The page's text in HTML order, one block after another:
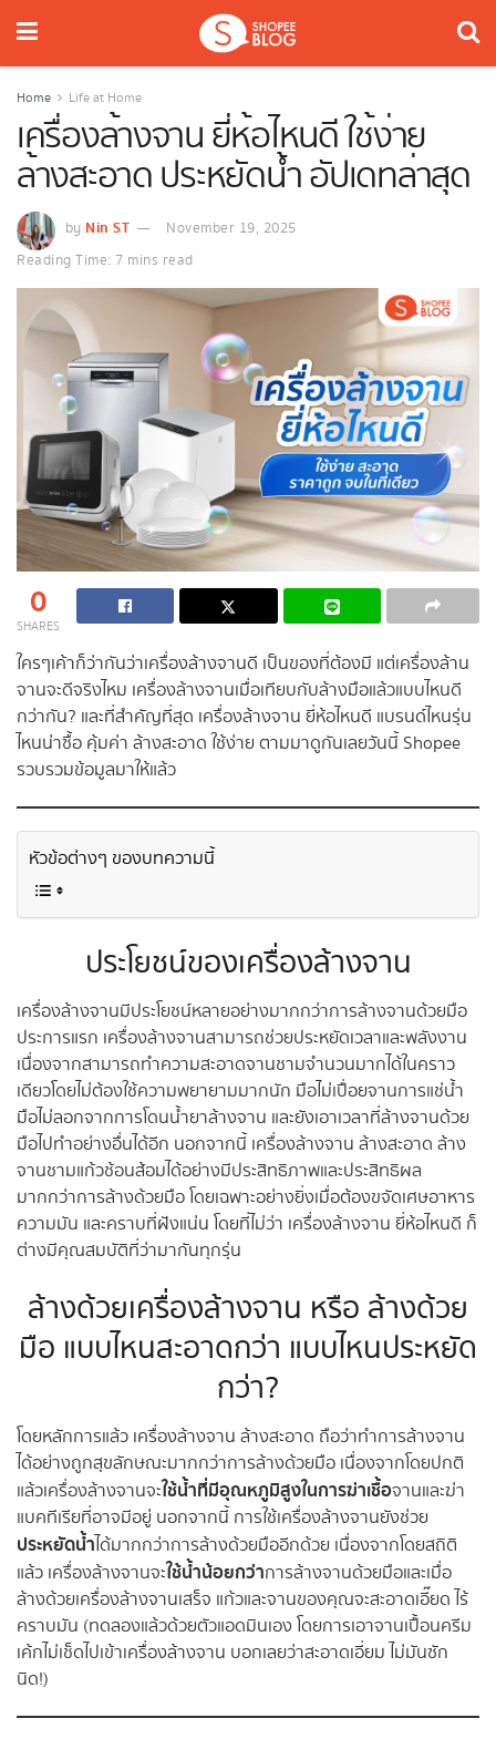
Home Life at Home
เครื่องล้างจาน ยี่ห้อไหนดี ใช้ง่าย
ล้างสะอาด ประหยัดน้ำ อัปเดทล่าสุด
by Nin ST
November 19, 2025
Reading Time: 7 mins read
0
SHARES
ใครๆเค้าก็ว่ากันว่าเครื่องล้างจานดี เป็นของที่ต้องมี แต่เครื่องล้าน
จานจะดีจริงไหม เครื่องล้างจานเมื่อเทียบกับล้างมือแล้วแบบไหนดี
กว่ากัน? และที่สำคัญที่สุด เครื่องล้างจาน ยี่ห้อไหนดี แบรนด์ไหนรุ่น
ไหนน่าซื้อ คุ้มค่า ล้างสะอาด ใช้ง่าย ตามมาดูกันเลยวันนี้ Shopee
รวบรวมข้อมูลมาให้แล้ว
หัวข้อต่างๆ ของบทความนี้
ประโยชน์ของเครื่องล้างจาน
เครื่องล้างจานมีประโยชน์หลายอย่างมากกว่าการล้างจานด้วยมือ
ประการแรก เครื่องล้างจานสามารถช่วยประหยัดเวลาและพลังงาน
เนื่องจากสามารถทำความสะอาดจานชามจำนวนมากได้ในคราว
เดียวโดยไม่ต้องใช้ความพยายามมากนัก มือไม่เปื่อยจานการแช่น้ำ
มือไม่ลอกจากการโดนน้ำยาล้างจาน และยังเอาเวลาที่ล้างจานด้วย
มือไปทำอย่างอื่นได้อีก นอกจากนี้ เครื่องล้างจาน ล้างสะอาด ล้าง
จานชามแก้วช้อนส้อมได้อย่างมีประสิทธิภาพและประสิทธิผล
มากกว่าการล้างด้วยมือ โดยเฉพาะอย่างยิ่งเมื่อต้องขจัดเศษอาหาร
ความมัน และคราบที่ฝังแน่น โดยที่ไม่ว่า เครื่องล้างจาน ยี่ห้อไหนดี ก็
ต่างมีคุณสมบัติที่ว่ามากันทุกรุ่น
ล้างด้วยเครื่องล้างจาน หรือ ล้างด้วย
มือ แบบไหนสะอาดกว่า แบบไหนประหยัด
กว่า?
โดยหลักการแล้ว เครื่องล้างจาน ล้างสะอาด ถือว่าทำการล้างจาน
ได้อย่างถูกสุขลักษณะมากกว่าการล้างด้วยมือ เนื่องจากโดยปกติ
แล้วเครื่องล้างจานจะใช้น้ำที่มีอุณหภูมิสูงในการฆ่าเชื้อจานและฆ่า
แบคทีเรียที่อาจมีอยู่ นอกจากนี้ การใช้เครื่องล้างจานยังช่วย
ประหยัดน้ำได้มากกว่าการล้างด้วยมืออีกด้วย เนื่องจากโดยสถิติ
แล้ว เครื่องล้างจานจะใช้น้ำน้อยกว่าการล้างจานด้วยมือและเมื่อ
ล้างด้วยเครื่องล้างจานเสร็จ แก้วและจานของคุณจะสะอาดเอี๊ยด ไร้
คราบมัน (ทดลองแล้วด้วยตัวแอดมินเอง โดยการเอาจานเปื้อนครีม
เค้กไม่เช็ดไปเข้าเครื่องล้างจาน บอกเลยว่าสะอาดเอี่ยม ไม่มันซัก
นิด!)